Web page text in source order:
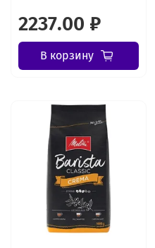
2237.00 ₽
В корзину